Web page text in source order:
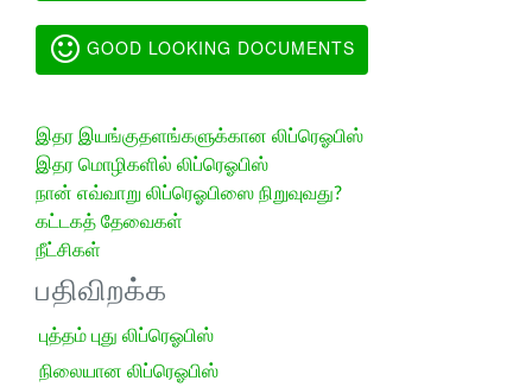
GOOD LOOKING DOCUMENTS
இதர இயங்குதளங்களுக்கான லிப்ரெஓபிஸ்
இதர மொழிகளில் லிப்ரெஓபிஸ்
நான் எவ்வாறு லிப்ரெஓபிஸை நிறுவுவது?
கட்டகத் தேவைகள்
நீட்சிகள்
பதிவிறக்க
புத்தம் புது லிப்ரெஓபிஸ்
நிலையான லிப்ரெஓபிஸ்